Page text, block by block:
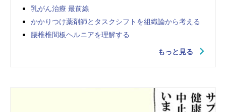
乳がん治療 最前線
かかりつけ薬剤師とタスクシフトを組織論から考える
腰椎椎間板ヘルニアを理解する
もっと見る